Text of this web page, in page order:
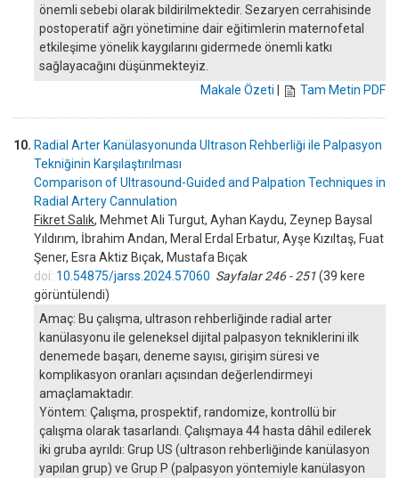
önemli sebebi olarak bildirilmektedir. Sezaryen cerrahisinde
postoperatif ağrı yönetimine dair eğitimlerin maternofetal
etkileşime yönelik kaygılarını gidermede önemli katkı
sağlayacağını düşünmekteyiz.
Makale Özeti
Tam Metin PDF
10. Radial Arter Kanülasyonunda Ultrason Rehberliği ile Palpasyon
Tekniğinin Karşılaştırılması
Comparison of Ultrasound-Guided and Palpation Techniques in
Radial Artery Cannulation
Fikret Salık, Mehmet Ali Turgut, Ayhan Kaydu, Zeynep Baysal
Yıldırım, İbrahim Andan, Meral Erdal Erbatur, Ayşe Kızıltaş, Fuat
Şener, Esra Aktiz Bıçak, Mustafa Bıçak
doi: 10.54875/jarss.2024.57060 Sayfalar 246 - 251(39 kere
görüntülendi)
Amaç: Bu çalışma, ultrason rehberliğinde radial arter
kanülasyonu ile geleneksel dijital palpasyon tekniklerini ilk
denemede başarı, deneme sayısı, girişim süresi ve
komplikasyon oranları açısından değerlendirmeyi
amaçlamaktadır.
Yöntem: Çalışma, prospektif, randomize, kontrollü bir
çalışma olarak tasarlandı. Çalışmaya 44 hasta dâhil edilerek
iki gruba ayrıldı: Grup US (ultrason rehberliğinde kanülasyon
yapılan grup) ve Grup P (palpasyon yöntemiyle kanülasyon